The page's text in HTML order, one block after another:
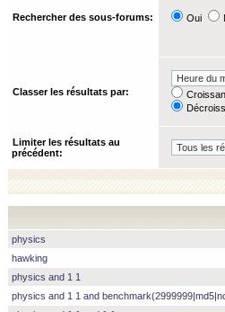
Rechercher des sous-forums: Oui
Classer les résultats par:
Limiter les résultats au
précédent:
physics
hawking
physics and 1 1
physics and 1 1 and